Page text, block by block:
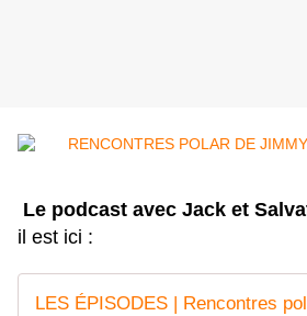
Le podcast avec Jack et
il est ici :
LES ÉPISODES | Rencontres